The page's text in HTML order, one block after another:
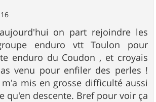
on part rejoindre les
enduro vtt Toulon pour
enduro du Coudon , et croyais
venu pour enfiler des perles !
mis en grosse difficulté aussi
qu'en descente. Bref pour voir ça